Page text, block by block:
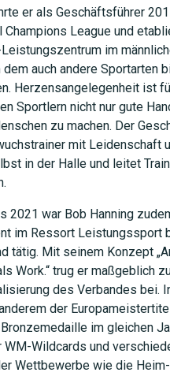
er als Geschäftsführer
Champions League und
im
dem auch andere Sportarten
Herzensangelegenheit ist
Sportlern nicht nur gute
zu machen. Der
mit Leidenschaft
in der Halle und leitet
2021 war Bob Hanning
im Ressort Leistungssport
tätig. Mit seinem Konzept
Work.“ trug er maßgeblich
des Verbandes bei.
der
im gleichen
WM-Wildcards und
Wettbewerbe wie die